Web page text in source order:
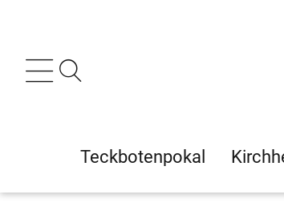
Teckbotenpokal